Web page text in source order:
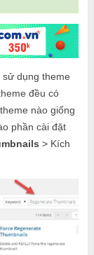
dụng theme
đều có
nào giống
phần cài đặt
> Kích